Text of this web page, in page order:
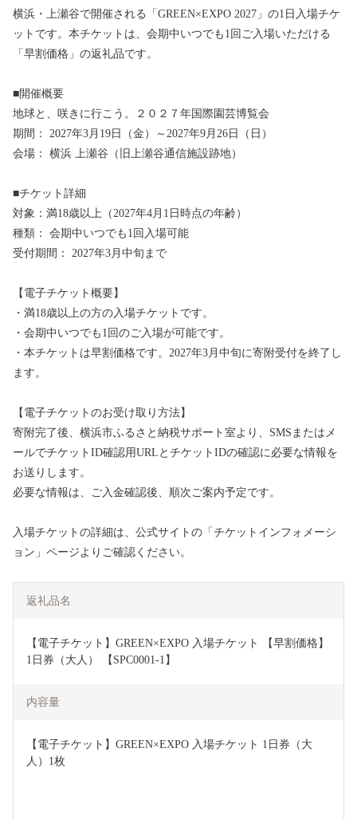
横浜・上瀬谷で開催される「GREEN×EXPO 2027」の1日入場チケ
ットです。本チケットは、会期中いつでも1回ご入場いただける
「早割価格」の返礼品です。
■開催概要
地球と、咲きに行こう。２０２７年国際園芸博覧会
期間： 2027年3月19日（金）～2027年9月26日（日）
会場： 横浜 上瀬谷（旧上瀬谷通信施設跡地）
■チケット詳細
対象：満18歳以上（2027年4月1日時点の年齢）
種類： 会期中いつでも1回入場可能
受付期間： 2027年3月中旬まで
【電子チケット概要】
・満18歳以上の方の入場チケットです。
・会期中いつでも1回のご入場が可能です。
・本チケットは早割価格です。2027年3月中旬に寄附受付を終了し
ます。
【電子チケットのお受け取り方法】
寄附完了後、横浜市ふるさと納税サポート室より、SMSまたはメ
ールでチケットID確認用URLとチケットIDの確認に必要な情報を
お送りします。
必要な情報は、ご入金確認後、順次ご案内予定です。
入場チケットの詳細は、公式サイトの「チケットインフォメーシ
ョン」ページよりご確認ください。
返礼品名
【電子チケット】GREEN×EXPO 入場チケット 【早割価格】
1日券（大人） 【SPC0001-1】
内容量
【電子チケット】GREEN×EXPO 入場チケット 1日券（大
人）1枚